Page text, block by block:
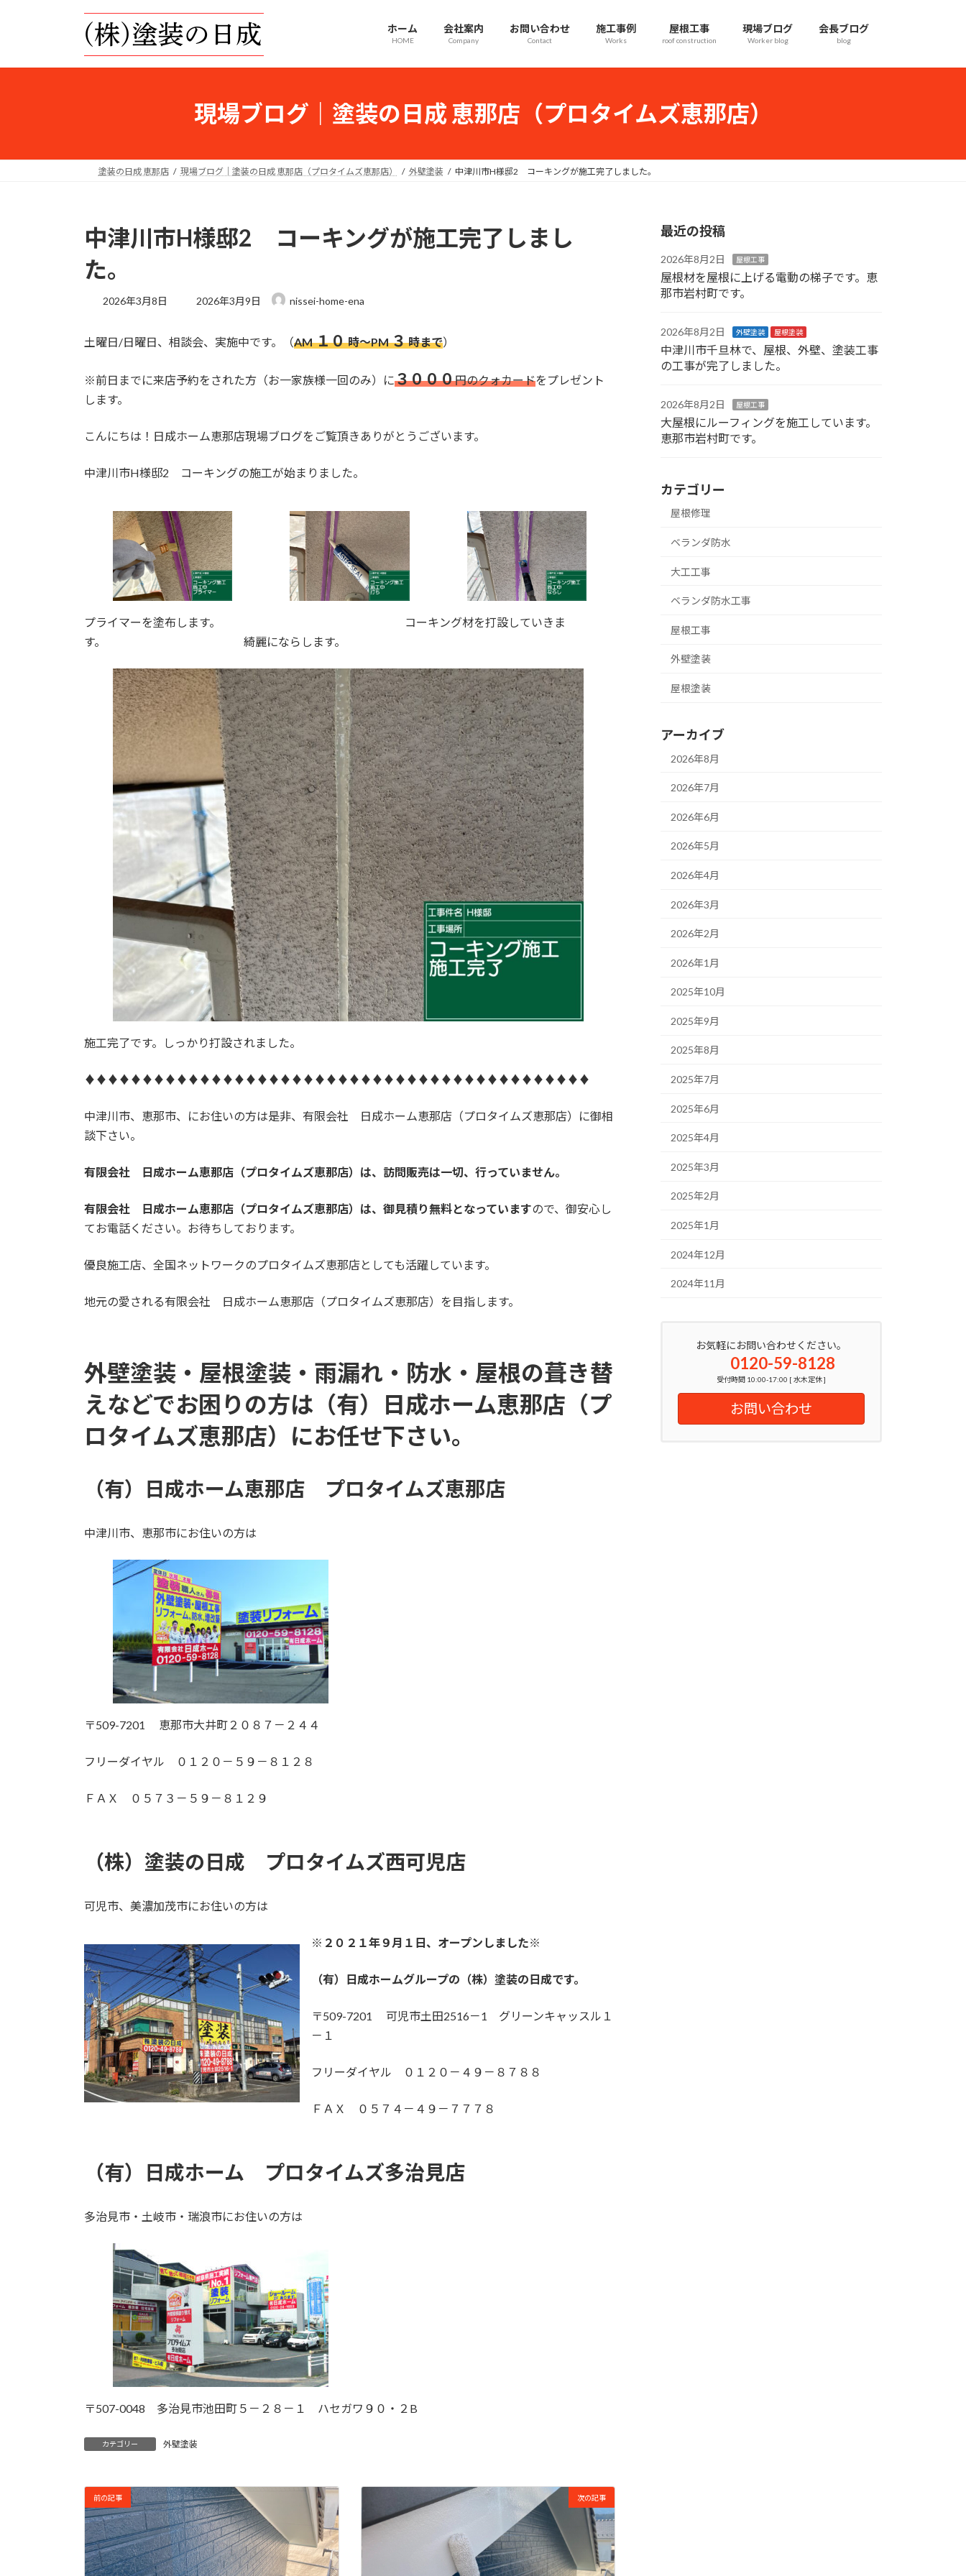
プ
動
ホーム
HOME
会社案内
Company
お問い合わせ
Contact
施工事例
Works
屋根工事
roof construction
現場ブログ
Worker blog
会長ブログ
blog
現場ブログ｜塗装の日成 恵那店（プロタイムズ恵那店）
塗装の日成 恵那店 現場ブログ｜塗装の日成 恵那店（プロタイムズ恵那店） 外壁塗装 中津川市H様邸2 コーキングが施工完了しました。
中津川市H様邸2 コーキングが施工完了しまし
た。
2026年3月8日
最
新
:
2026年3月9日 nissei-home-ena
土曜日/日曜日、相談会、実施中です。（AM１０時～PM３時まで）
※前日までに来店予約をされた方（お一家族様一回のみ）に３０００円のクォカードをプレゼント
します。
こんにちは！日成ホーム恵那店現場ブログをご覧頂きありがとうございます。
中津川市H様邸2 コーキングの施工が始まりました。
プライマーを塗布します。 コーキング材を打設していきま
す。 綺麗にならします。
施工完了です。しっかり打設されました。
♦♦♦♦♦♦♦♦♦♦♦♦♦♦♦♦♦♦♦♦♦♦♦♦♦♦♦♦♦♦♦♦♦♦♦♦♦♦♦♦♦♦♦♦
中津川市、恵那市、にお住いの方は是非、有限会社 日成ホーム恵那店（プロタイムズ恵那店）に御相
談下さい。
有限会社 日成ホーム恵那店 （プロタイムズ恵那店）は、訪問販売は一切、行っていません。
有限会社 日成ホーム恵那店 （プロタイムズ恵那店） は、御見積り無料となっていますので、御安心し
てお電話ください。お待ちしております。
優良施工店、全国ネットワークのプロタイムズ恵那店としても活躍しています。
地元の愛される有限会社 日成ホーム恵那店（プロタイムズ恵那店）を目指します。
外壁塗装・屋根塗装・雨漏れ・防水・屋根の葺き替
えなどでお困りの方は（有）日成ホーム恵那店 （プ
ロタイムズ恵那店） にお任せ下さい。
（有）日成ホーム恵那店 プロタイムズ恵那店
中津川市、恵那市にお住いの方は
〒509-7201 恵那市大井町２０８７－２４４
フリーダイヤル ０１２０－５９－８１２８
ＦＡＸ ０５７３－５９－８１２９
（株）塗装の日成 プロタイムズ西可児店
可児市、美濃加茂市にお住いの方は
※２０２１年９月１日、オープンしました※
（有）日成ホームグループの（株）塗装の日成です。
〒509-7201 可児市土田2516－1 グリーンキャッスル１
－１
フリーダイヤル ０１２０－４９－８７８８
ＦＡＸ ０５７４－４９－７７７８
（有）日成ホーム プロタイムズ多治見店
多治見市・土岐市・瑞浪市にお住いの方は
〒507-0048 多治見市池田町５－２８－１ ハセガワ９０・２B
カテゴリー 外壁塗装
前の記事 次の記事
最近の投稿
2026年8月2日 屋根工事
屋根材を屋根に上げる電動の梯子です。恵
那市岩村町です。
2026年8月2日 外壁塗装 屋根塗装
中津川市千旦林で、屋根、外壁、塗装工事
の工事が完了しました。
2026年8月2日 屋根工事
大屋根にルーフィングを施工しています。
恵那市岩村町です。
カテゴリー
屋根修理
ベランダ防水
大工工事
ベランダ防水工事
屋根工事
外壁塗装
屋根塗装
アーカイブ
2026年8月
2026年7月
2026年6月
2026年5月
2026年4月
2026年3月
2026年2月
2026年1月
2025年10月
2025年9月
2025年8月
2025年7月
2025年6月
2025年4月
2025年3月
2025年2月
2025年1月
2024年12月
2024年11月
お気軽にお問い合わせください。
0120-59-8128
受付時間 10:00-17:00 [ 水木定休 ]
お問い合わせ